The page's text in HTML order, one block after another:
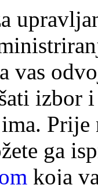
vas
izbor
Prije
ga
koja